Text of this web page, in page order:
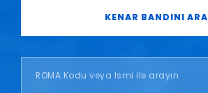
KENAR BANDINI ARA